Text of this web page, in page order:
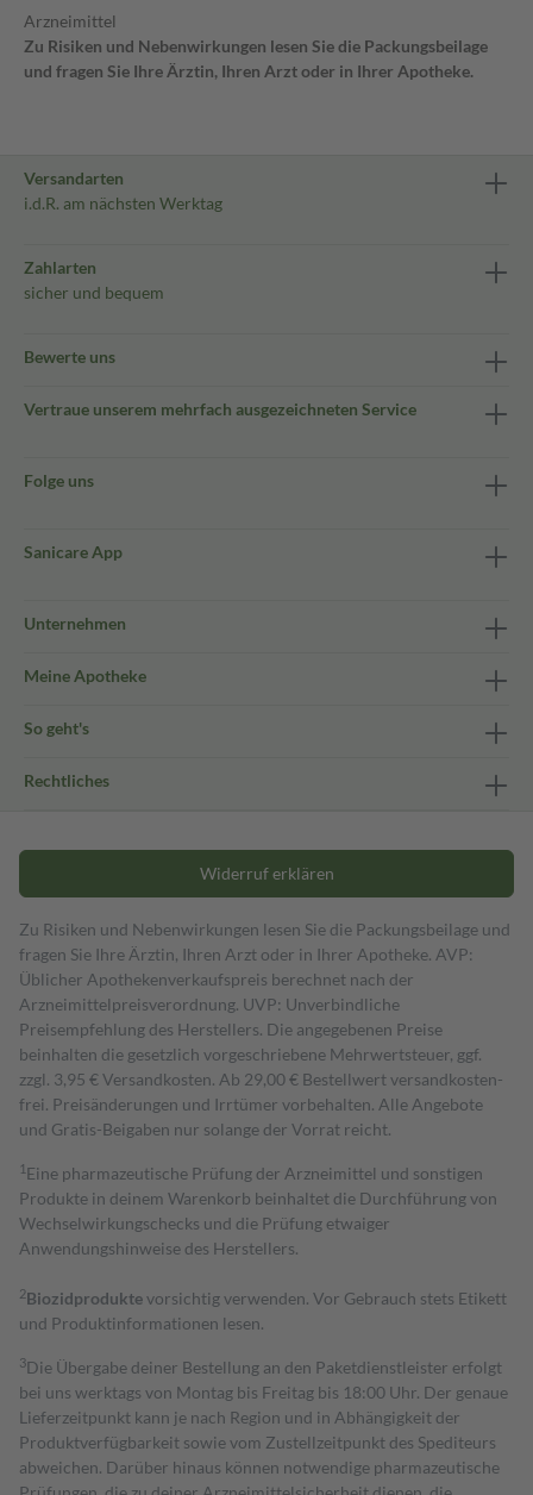
Arzneimittel
Zu Risiken und Nebenwirkungen lesen Sie die Packungsbeilage
und fragen Sie Ihre Ärztin, Ihren Arzt oder in Ihrer Apotheke.
Versandarten
i.d.R. am nächsten Werktag
Zahlarten
sicher und bequem
Bewerte uns
Vertraue unserem mehrfach ausgezeichneten Service
Folge uns
Sanicare App
Unternehmen
Meine Apotheke
So geht's
Rechtliches
Widerruf erklären
Zu Risiken und Nebenwirkungen lesen Sie die Packungsbeilage und
fragen Sie Ihre Ärztin, Ihren Arzt oder in Ihrer Apotheke. AVP:
Üblicher Apothekenverkaufspreis berechnet nach der
Arzneimittelpreisverordnung. UVP: Unverbindliche
Preisempfehlung des Herstellers. Die angegebenen Preise
beinhalten die gesetzlich vorgeschriebene Mehrwertsteuer, ggf.
zzgl. 3,95 € Versandkosten. Ab 29,00 € Bestell­wert versand­kosten­
frei. Preisänderungen und Irrtümer vorbehalten. Alle Angebote
und Gratis-Beigaben nur solange der Vorrat reicht.
1 Eine pharmazeutische Prüfung der Arzneimittel und sonstigen
Produkte in deinem Warenkorb beinhaltet die Durchführung von
Wechselwirkungschecks und die Prüfung etwaiger
Anwendungshinweise des Herstellers.
2Biozidproduktevorsichtig verwenden. Vor Gebrauch stets Etikett
und Produktinformationen lesen.
3Die Übergabe deiner Bestellung an den Paketdienstleister erfolgt
bei uns werktags von Montag bis Freitag bis 18:00 Uhr. Der genaue
Lieferzeitpunkt kann je nach Region und in Abhängigkeit der
Produktverfügbarkeit sowie vom Zustellzeitpunkt des Spediteurs
abweichen. Darüber hinaus können notwendige pharmazeutische